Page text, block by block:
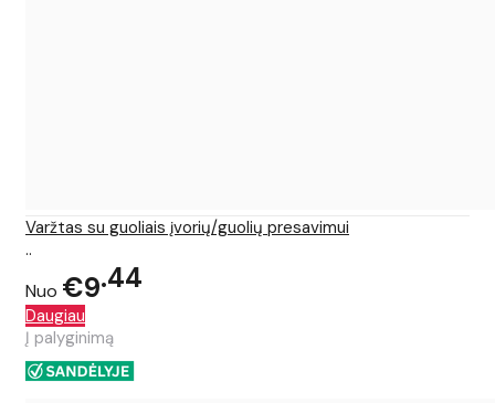
Varžtas su guoliais įvorių/guolių presavimui
..
Nuo €9 44
Daugiau
Į palyginimą